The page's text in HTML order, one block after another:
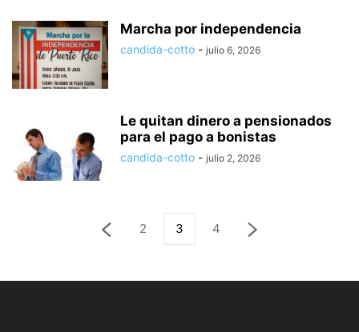
Marcha por independencia
candida-cotto - julio 6, 2026
Le quitan dinero a pensionados
para el pago a bonistas
candida-cotto - julio 2, 2026
2 3 4